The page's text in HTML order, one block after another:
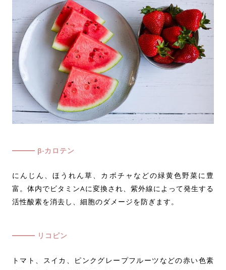
β-カロテン
にんじん、ほうれん草、カボチャなどの緑黄色野菜に豊
富。体内でビタミンAに変換され、紫外線によって発生する
活性酸素を消去し、細胞のダメージを防ぎます。
リコピン
トマト、スイカ、ピンクグレープフルーツなどの赤い色素